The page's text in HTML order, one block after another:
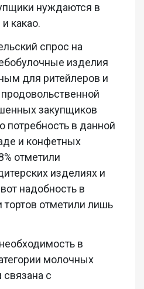
нуждаются в
какао.
спрос на
изделия
для ритейлеров и
закупщиков
в данной
и конфетных
отметили
изделиях и
надобность в
отметили лишь
в
молочных
связана с